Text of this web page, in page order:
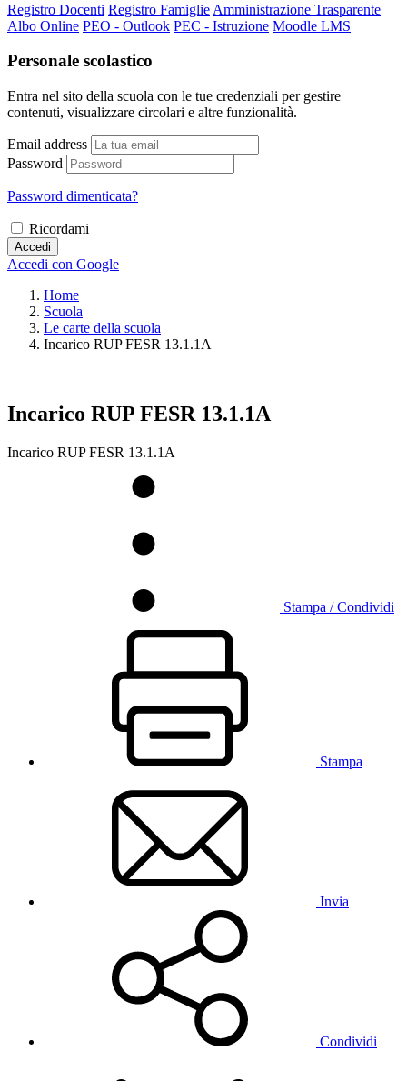
Registro Docenti Registro Famiglie Amministrazione Trasparente
Albo Online PEO - Outlook PEC - Istruzione Moodle LMS
Personale scolastico
Entra nel sito della scuola con le tue credenziali per gestire
contenuti, visualizzare circolari e altre funzionalità.
Email address
Password
Password dimenticata?
Ricordami
Accedi
Accedi con Google
Home
Scuola
Le carte della scuola
Incarico RUP FESR 13.1.1A
Incarico RUP FESR 13.1.1A
Incarico RUP FESR 13.1.1A
Stampa / Condividi
Stampa
Invia
Condividi